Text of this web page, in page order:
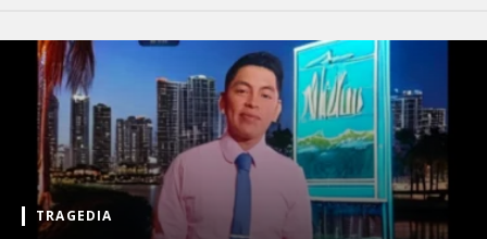
TRAGEDIA